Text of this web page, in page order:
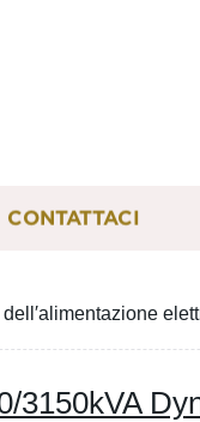
CONTATTACI
3150kVA